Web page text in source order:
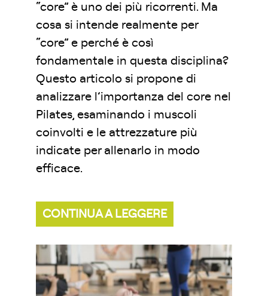
“core” è uno dei più ricorrenti. Ma
cosa si intende realmente per
“core” e perché è così
fondamentale in questa disciplina?
Questo articolo si propone di
analizzare l’importanza del core nel
Pilates, esaminando i muscoli
coinvolti e le attrezzature più
indicate per allenarlo in modo
efficace.
CONTINUA A LEGGERE